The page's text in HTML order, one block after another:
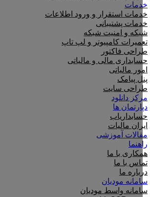
خدمات
خدمات استقرار و ورود اطلاعات
خدمات پشتیبانی
شبکه و امنیت شبکه
تعمیرات کامپیوتر و لپ تاپ
طراحی فاکتور
حسابداری مالی و مالیاتی
امور مالیاتی
پنل پیامک
طراحی سایت
مرکز دانلود
دپارتمان ها
حسابداریاب
ایران مالیات
مقالات آموزشی
راهنما
همکاری با ما
تماس با ما
درباره ما
سامانه مودیان
سامانه واسط مودیان